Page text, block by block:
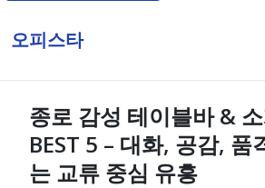
오피스타
종로 감성 테이블바 &
BEST 5 – 대화, 공감, 품
는 교류 중심 유흥